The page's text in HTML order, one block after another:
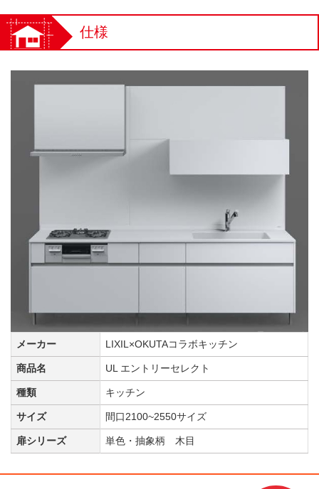
仕様
メーカー LIXIL×OKUTAコラボキッチン
商品名 UL エントリーセレクト
種類 キッチン
サイズ 間口2100~2550サイズ
扉シリーズ 単色・抽象柄 木目